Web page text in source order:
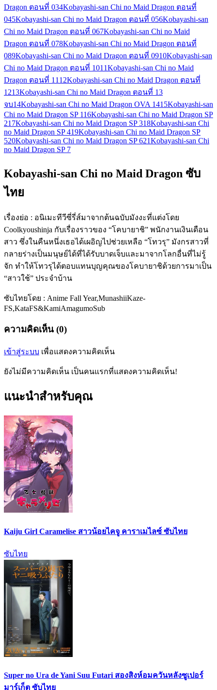
Dragon ตอนที่ 034Kobayashi-san Chi no Maid Dragon ตอนที่
045Kobayashi-san Chi no Maid Dragon ตอนที่ 056Kobayashi-san
Chi no Maid Dragon ตอนที่ 067Kobayashi-san Chi no Maid
Dragon ตอนที่ 078Kobayashi-san Chi no Maid Dragon ตอนที่
089Kobayashi-san Chi no Maid Dragon ตอนที่ 0910Kobayashi-san
Chi no Maid Dragon ตอนที่ 1011Kobayashi-san Chi no Maid
Dragon ตอนที่ 11 12Kobayashi-san Chi no Maid Dragon ตอนที่
1213Kobayashi-san Chi no Maid Dragon ตอนที่ 13
จบ14Kobayashi-san Chi no Maid Dragon OVA 1415Kobayashi-san
Chi no Maid Dragon SP 116Kobayashi-san Chi no Maid Dragon SP
217Kobayashi-san Chi no Maid Dragon SP 318Kobayashi-san Chi
no Maid Dragon SP 419Kobayashi-san Chi no Maid Dragon SP
520Kobayashi-san Chi no Maid Dragon SP 621Kobayashi-san Chi
no Maid Dragon SP 7
Kobayashi-san Chi no Maid Dragon ซับ
ไทย
เรื่องย่อ : อนิเมะทีวีซี่รี่ส์มาจากต้นฉบับมังงะที่แต่งโดย
Coolkyoushinja กับเรื่องราวของ “โคบายาชิ” พนักงานเงินเดือน
สาว ซึ่งในคืนหนึ่งเธอได้เผอิญไปช่วยเหลือ “โทวรุ” มังกรสาวที่
กลายร่างเป็นมนุษย์ได้ที่ได้รับบาดเจ็บและมาจากโลกอื่นที่ไม่รู้
จัก ทำให้โทวรุได้ตอบแทนบุญคุณของโคบายาชิด้วยการมาเป็น
“สาวใช้” ประจำบ้าน
ซับไทยโดย : Anime Fall Year,MunashiiKaze-
FS,KataFS&KamiAmagumoSub
ความคิดเห็น (0)
เข้าสู่ระบบ เพื่อแสดงความคิดเห็น
ยังไม่มีความคิดเห็น เป็นคนแรกที่แสดงความคิดเห็น!
แนะนำสำหรับคุณ
Kaiju Girl Caramelise สาวน้อยไคจู คาราเมไลซ์ ซับไทย
ซับไทย
Super no Ura de Yani Suu Futari สองสิงห์อมควันหลังซูเปอร์
มาร์เก็ต ซับไทย